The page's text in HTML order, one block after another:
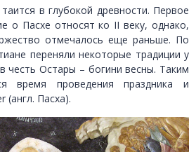
в глубокой древности. Первое
о Пасхе относят ко II веку, однако,
отмечалось еще раньше. По
переняли некоторые традиции у
честь Остары – богини весны. Таким
время проведения праздника и
(англ. Пасха).